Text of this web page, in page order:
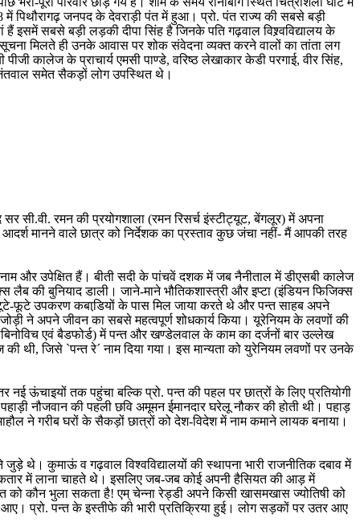
पिथौरागढ़ जनपद के देवराड़ी पंत में हुआ। प्रो. पंत राज्य की सबसे बड़ी
इसमें सबसे बड़ी लड़की दीपा सिंह है जिनके पति गढ़वाल विश्र्वविद्यालय के
मिलते ही उनके आवास पर शोक संवेदना व्यक्त करने वालों का तांता लग
कालेज के प्राचार्य एमसी पाण्डे, वरिष्ठ लेखाकार केडी परगाई, वीर सिंह,
जंतवाल समेत सैकड़ों लोग उपस्थित थे।
सी.वी. रमन की प्रयोगशाला (रमन रिसर्च इंस्टीट्यूट, बेंगलूर) में अपना
मानने वाले छात्र को निर्देशक का प्रस्ताव कुछ जंचा नहीं- मैं आपकी तरह
और उपेक्षित हैं। बीती सदी के पांचवें दशक में जब नैनीताल में डीएसबी कालेज
लैब की बुनियाद डाली। जाने-माने भौतिकशास्त्री और इप्टा (इंडियन फिजिक्स
फूटे उपकरण कबाडि़यों के पास मिल जाया करते थे और पन्त साहब अपने
ने अपने जीवन का सबसे महत्वपूर्ण शोधकार्य किया। यूरेनियम के लवणों की
एवं बैडफोर्ड) में पन्त और खण्डेलवाल के काम का दर्जनों बार उल्लेख
थी, जिसे `पन्त रे´ नाम दिया गया। इस मान्यता को युरेनियम लवणों पर उनके
ऊंचाइयों तक पहुंचा बल्कि प्रो. पन्त की पहल पर छात्रों के लिए प्रतियोगी
नौजवान की पहली छवि अमूमन ईमानदार घरेलू नौकर की होती थी। पहाड़
ने गरीब घरों के सैकड़ों छात्रों को देश-विदेश में नाम कमाने लायक बनाया।
थे। कुमाऊं व गढ़वाल विश्वविद्यालयों की स्थापना भारी राजनीतिक दबाव में
कतार में लाना चाहते थे। इसलिए जब-जब कोई अपनी हैसियत की आड़ में
को कौन भुला सकता है! एम् चेन्ना रेड्डी अपने किसी खासमखास ज्योतिषी को
प्रो. पन्त के इस्तीफे की भारी प्रतिक्रिया हुई। लोग सड़कों पर उतर आए